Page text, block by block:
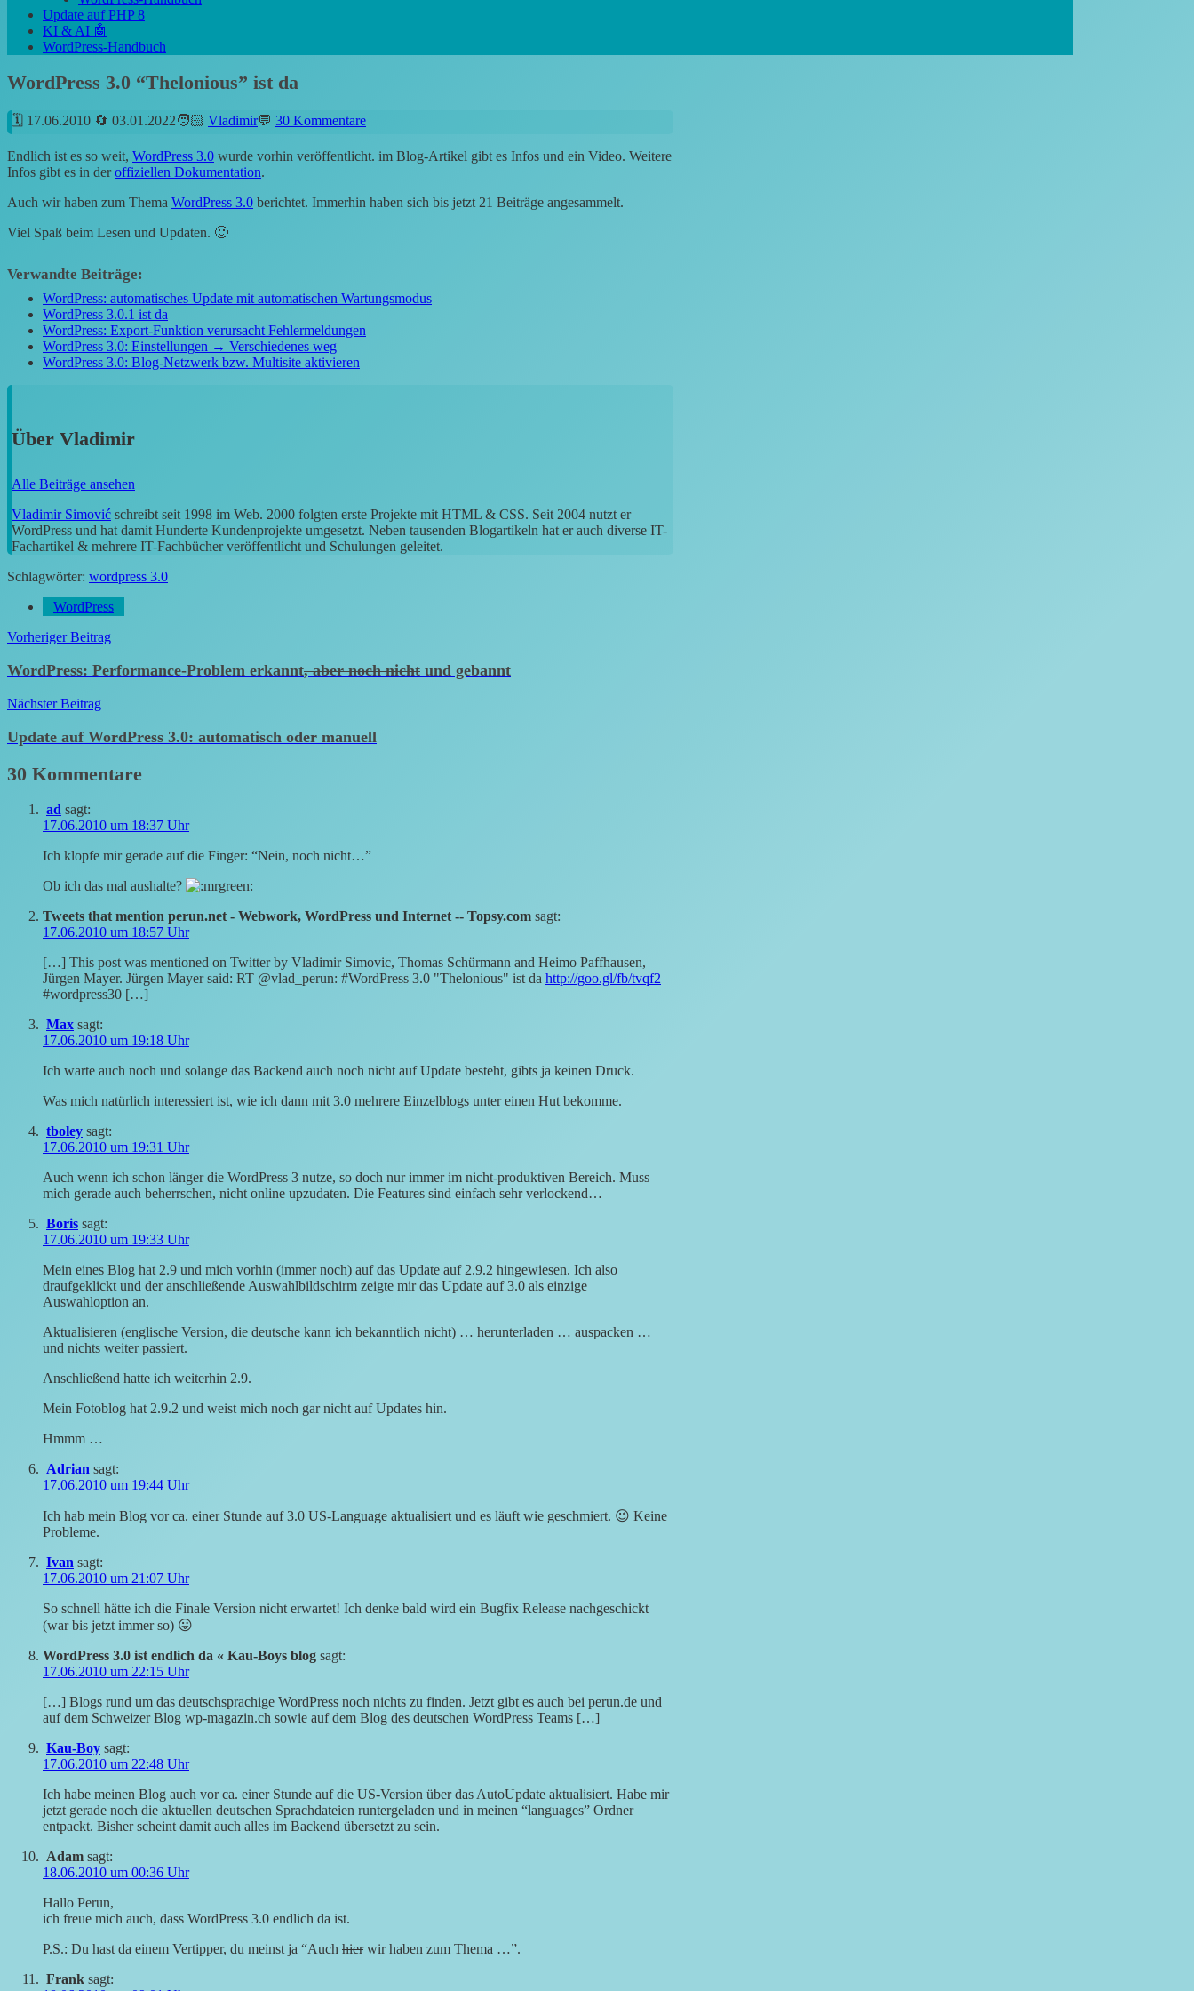
Update auf PHP 8
KI & AI 🤖
WordPress-Handbuch
WordPress 3.0 “Thelonious” ist da
17.06.2010 03.01.2022 Vladimir 30 Kommentare
Endlich ist es so weit, WordPress 3.0 wurde vorhin veröffentlicht. im Blog-Artikel gibt es Infos und ein Video. Weitere
Infos gibt es in deroffiziellen Dokumentation.
Auch wir haben zum Thema WordPress 3.0 berichtet. Immerhin haben sich bis jetzt 21 Beiträge angesammelt.
Viel Spaß beim Lesen und Updaten. 🙂
Verwandte Beiträge:
WordPress: automatisches Update mit automatischen Wartungsmodus
WordPress 3.0.1 ist da
WordPress: Export-Funktion verursacht Fehlermeldungen
WordPress 3.0: Einstellungen → Verschiedenes weg
WordPress 3.0: Blog-Netzwerk bzw. Multisite aktivieren
Über Vladimir
Alle Beiträge ansehen
Vladimir Simović schreibt seit 1998 im Web. 2000 folgten erste Projekte mit HTML & CSS. Seit 2004 nutzt er
WordPress und hat damit Hunderte Kundenprojekte umgesetzt. Neben tausenden Blogartikeln hat er auch diverse IT-
Fachartikel & mehrere IT-Fachbücher veröffentlicht und Schulungen geleitet.
Schlagwörter: wordpress 3.0
WordPress
Beitragsnavigation
Vorheriger Beitrag
WordPress: Performance-Problem erkannt, aber noch nicht und gebannt
Nächster Beitrag
Update auf WordPress 3.0: automatisch oder manuell
30 Kommentare
ad sagt:
17.06.2010 um 18:37 Uhr
Ich klopfe mir gerade auf die Finger: “Nein, noch nicht…”
Ob ich das mal aushalte?
Tweets that mention perun.net - Webwork, WordPress und Internet -- Topsy.com sagt:
17.06.2010 um 18:57 Uhr
[…] This post was mentioned on Twitter by Vladimir Simovic, Thomas Schürmann and Heimo Paffhausen,
Jürgen Mayer. Jürgen Mayer said: RT @vlad_perun: #WordPress 3.0 "Thelonious" ist da http://goo.gl/fb/tvqf2
#wordpress30 […]
Max sagt:
17.06.2010 um 19:18 Uhr
Ich warte auch noch und solange das Backend auch noch nicht auf Update besteht, gibts ja keinen Druck.
Was mich natürlich interessiert ist, wie ich dann mit 3.0 mehrere Einzelblogs unter einen Hut bekomme.
tboley sagt:
17.06.2010 um 19:31 Uhr
Auch wenn ich schon länger die WordPress 3 nutze, so doch nur immer im nicht-produktiven Bereich. Muss
mich gerade auch beherrschen, nicht online upzudaten. Die Features sind einfach sehr verlockend…
Boris sagt:
17.06.2010 um 19:33 Uhr
Mein eines Blog hat 2.9 und mich vorhin (immer noch) auf das Update auf 2.9.2 hingewiesen. Ich also
draufgeklickt und der anschließende Auswahlbildschirm zeigte mir das Update auf 3.0 als einzige
Auswahloption an.
Aktualisieren (englische Version, die deutsche kann ich bekanntlich nicht) … herunterladen … auspacken …
und nichts weiter passiert.
Anschließend hatte ich weiterhin 2.9.
Mein Fotoblog hat 2.9.2 und weist mich noch gar nicht auf Updates hin.
Hmmm …
Adrian sagt:
17.06.2010 um 19:44 Uhr
Ich hab mein Blog vor ca. einer Stunde auf 3.0 US-Language aktualisiert und es läuft wie geschmiert. 😉 Keine
Probleme.
Ivan sagt:
17.06.2010 um 21:07 Uhr
So schnell hätte ich die Finale Version nicht erwartet! Ich denke bald wird ein Bugfix Release nachgeschickt
(war bis jetzt immer so) 😛
WordPress 3.0 ist endlich da « Kau-Boys blog sagt:
17.06.2010 um 22:15 Uhr
[…] Blogs rund um das deutschsprachige WordPress noch nichts zu finden. Jetzt gibt es auch bei perun.de und
auf dem Schweizer Blog wp-magazin.ch sowie auf dem Blog des deutschen WordPress Teams […]
Kau-Boy sagt:
17.06.2010 um 22:48 Uhr
Ich habe meinen Blog auch vor ca. einer Stunde auf die US-Version über das AutoUpdate aktualisiert. Habe mir
jetzt gerade noch die aktuellen deutschen Sprachdateien runtergeladen und in meinen “languages” Ordner
entpackt. Bisher scheint damit auch alles im Backend übersetzt zu sein.
Adam sagt:
18.06.2010 um 00:36 Uhr
Hallo Perun,
ich freue mich auch, dass WordPress 3.0 endlich da ist.
P.S.: Du hast da einem Vertipper, du meinst ja “Auch hierwir haben zum Thema …”.
Frank sagt: